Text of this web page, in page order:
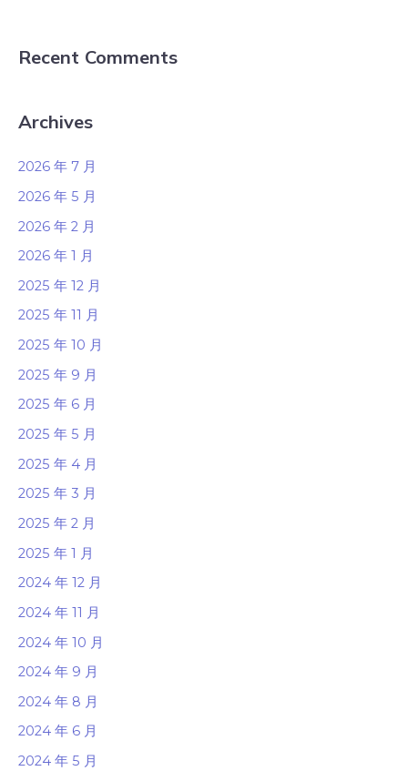
Recent Comments
Archives
2026 年 7 月
2026 年 5 月
2026 年 2 月
2026 年 1 月
2025 年 12 月
2025 年 11 月
2025 年 10 月
2025 年 9 月
2025 年 6 月
2025 年 5 月
2025 年 4 月
2025 年 3 月
2025 年 2 月
2025 年 1 月
2024 年 12 月
2024 年 11 月
2024 年 10 月
2024 年 9 月
2024 年 8 月
2024 年 6 月
2024 年 5 月